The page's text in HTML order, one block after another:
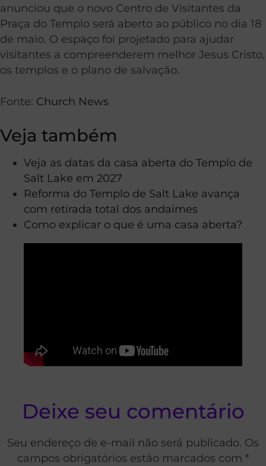
anunciou que o novo Centro de Visitantes da
Praça do Templo será aberto ao público no dia 18
de maio. O espaço foi projetado para ajudar
visitantes a compreenderem melhor Jesus Cristo,
os templos e o plano de salvação.
Fonte: Church News
Veja também
Veja as datas da casa aberta do Templo de
Salt Lake em 2027
Reforma do Templo de Salt Lake avança
com retirada total dos andaimes
Como explicar o que é uma casa aberta?
Deixe seu comentário
Seu endereço de e-mail não será publicado. Os
campos obrigatórios estão marcados com *